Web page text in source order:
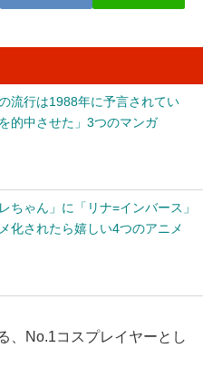
流行は1988年に予言されてい
的中させた」3つのマンガ
ちゃん」に「リナ=インバース」
されたら嬉しい4つのアニメ
No.1コスプレイヤーとし